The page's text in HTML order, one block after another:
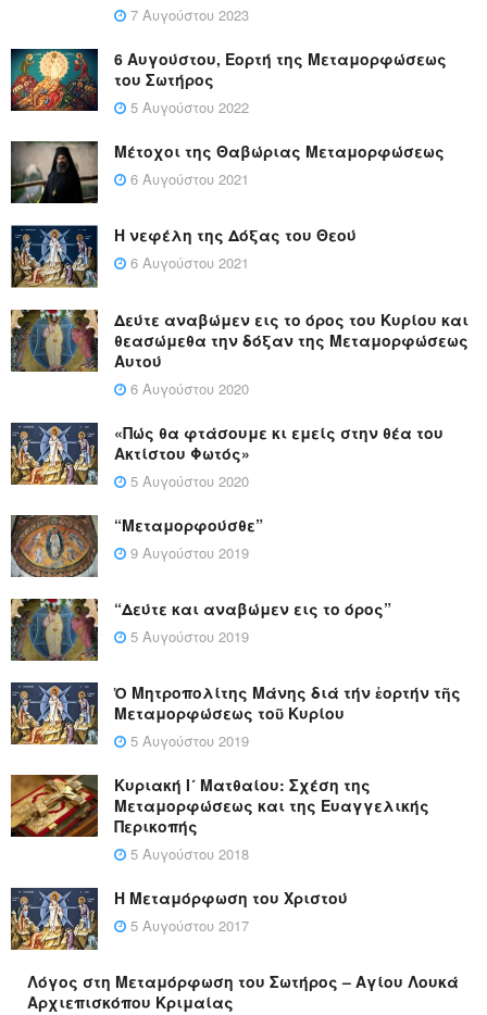
7 Αυγούστου 2023
6 Αυγούστου, Εορτή της Μεταμορφώσεως
του Σωτήρος
5 Αυγούστου 2022
Μέτοχοι της Θαβώριας Μεταμορφώσεως
6 Αυγούστου 2021
Η νεφέλη της Δόξας του Θεού
6 Αυγούστου 2021
Δεύτε αναβώμεν εις το όρος του Κυρίου και
θεασώμεθα την δόξαν της Μεταμορφώσεως
Αυτού
6 Αυγούστου 2020
«Πώς θα φτάσουμε κι εμείς στην θέα του
Ακτίστου Φωτός»
5 Αυγούστου 2020
“Μεταμορφούσθε”
9 Αυγούστου 2019
“Δεύτε και αναβώμεν εις το όρος”
5 Αυγούστου 2019
Ὁ Μητροπολίτης Μάνης διά τήν ἑορτήν τῆς
Μεταμορφώσεως τοῦ Κυρίου
5 Αυγούστου 2019
Κυριακή Ι´ Ματθαίου: Σχέση της
Μεταμορφώσεως και της Ευαγγελικής
Περικοπής
5 Αυγούστου 2018
Η Μεταμόρφωση του Χριστού
5 Αυγούστου 2017
Λόγος στη Μεταμόρφωση του Σωτήρος – Αγίου Λουκά
Αρχιεπισκόπου Κριμαίας